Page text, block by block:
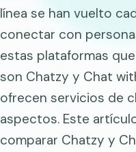
línea se han vuelto
conectar con
estas plataformas
son Chatzy y Chat
ofrecen servicios de
aspectos. Este
comparar Chatzy y